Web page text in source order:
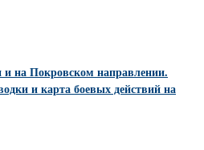
и на Покровском направлении.
и карта боевых действий на